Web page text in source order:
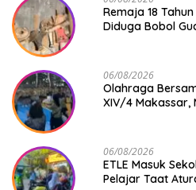
Remaja 18
Diduga Bobol
06/08/2026
Olahraga
XIV/4 Makassar,
06/08/2026
ETLE Masuk
Pelajar Taat